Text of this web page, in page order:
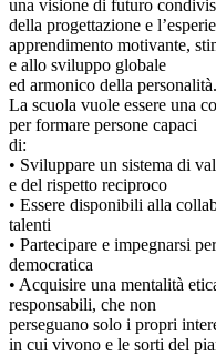
una visione di futuro
della progettazione e
apprendimento motivante,
e allo sviluppo globale
ed armonico della personalità.
La scuola vuole essere una
per formare persone capaci
di:
• Sviluppare un sistema di
e del rispetto reciproco
• Essere disponibili alla
talenti
• Partecipare e impegnarsi
democratica
• Acquisire una mentalità
responsabili, che non
perseguano solo i propri
in cui vivono e le sorti del